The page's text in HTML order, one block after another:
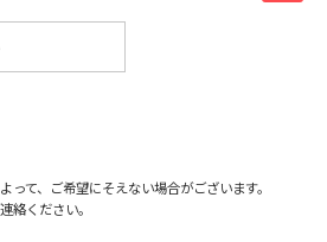
て、ご希望にそえない場合がございます。
絡ください。